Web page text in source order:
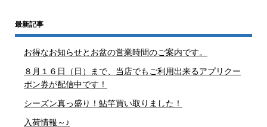
最新記事
お得なお知らせとお盆の営業時間のご案内です。
８月１６日（日）まで、当店でもご利用出来るアプリクー
ポン券が配信中です！
シーズン真っ盛り！鮎竿買い取りました！
入荷情報～♪